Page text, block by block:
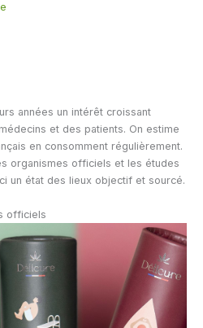
années un intérêt croissant
et des patients. On estime
en consomment régulièrement.
organismes officiels et les études
un état des lieux objectif et sourcé.
officiels